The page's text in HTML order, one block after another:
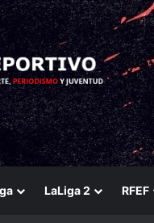
LaLiga 2 RFEF